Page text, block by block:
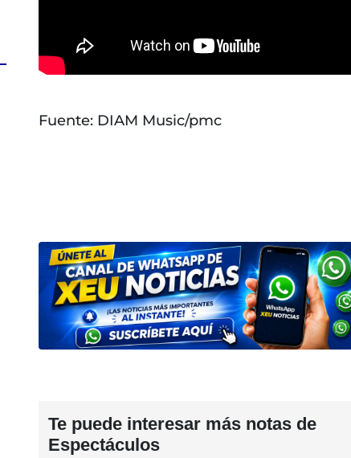
Fuente: DIAM Music/pmc
Te puede interesar más notas de
Espectáculos